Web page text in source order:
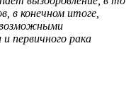
в конечном итоге,
возможными
первичного рака